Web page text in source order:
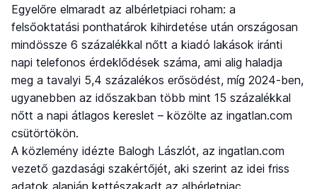
Egyelőre elmaradt az albérletpiaci roham: a
felsőoktatási ponthatárok kihirdetése után országosan
mindössze 6 százalékkal nőtt a kiadó lakások iránti
napi telefonos érdeklődések száma, ami alig haladja
meg a tavalyi 5,4 százalékos erősödést, míg 2024-ben,
ugyanebben az időszakban több mint 15 százalékkal
nőtt a napi átlagos kereslet – közölte az ingatlan.com
csütörtökön.
A közlemény idézte Balogh Lászlót, az ingatlan.com
vezető gazdasági szakértőjét, aki szerint az idei friss
adatok alapján kettészakadt az albérletpiac.